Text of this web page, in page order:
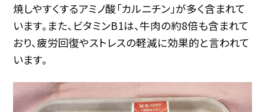
焼しやすくするアミノ酸「カルニチン」が多く含まれて
います。また、ビタミンB1は、牛肉の約8倍も含まれて
おり、疲労回復やストレスの軽減に効果的と言われて
います。